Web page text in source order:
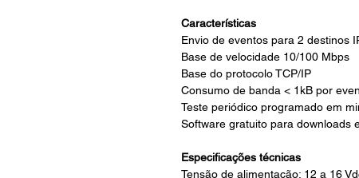
Características
Envio de eventos para 2 destinos
Base de velocidade 10/100 Mbps
Base do protocolo TCP/IP
Consumo de banda < 1kB por
Teste periódico programado em
Software gratuito para downloads
Especificações técnicas
Tensão de alimentação: 12 a 16